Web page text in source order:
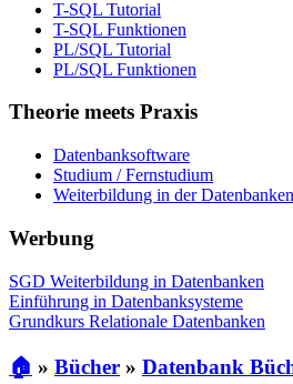
T-SQL Tutorial
T-SQL Funktionen
PL/SQL Tutorial
PL/SQL Funktionen
Theorie meets Praxis
Datenbanksoftware
Studium / Fernstudium
Weiterbildung in der
Werbung
SGD Weiterbildung in Datenbanken
Einführung in Datenbanksysteme
Grundkurs Relationale Datenbanken
🏠 » Bücher » Datenbank